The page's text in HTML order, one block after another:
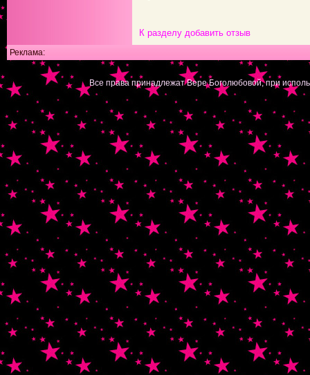
К разделу добавить отзыв
Реклама:
Все права принадлежат Вере Боголюбовой, при